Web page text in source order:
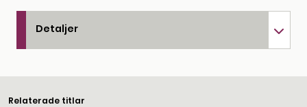
Detaljer
Relaterade titlar